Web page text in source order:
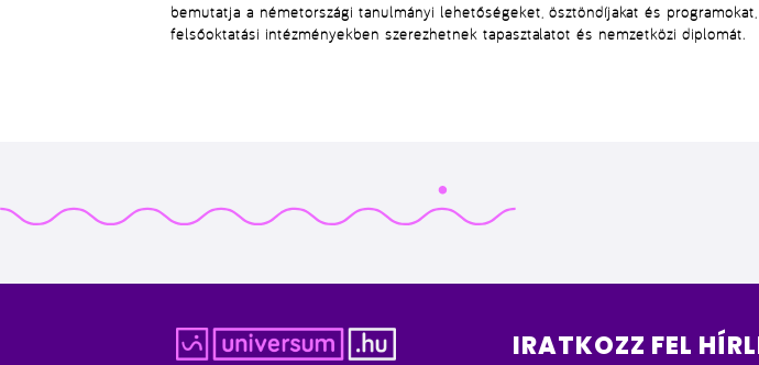
bemutatja a németországi tanulmányi lehetőségeket , ösztöndíjakat és
felsőoktatási intézményekben szerezhetnek tapasztalatot és nemzetközi diplomát.
IRATKOZZ FEL